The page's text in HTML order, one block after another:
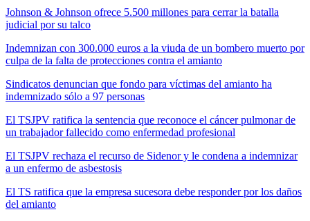
Johnson & Johnson ofrece 5.500 millones para cerrar la batalla
judicial por su talco
Indemnizan con 300.000 euros a la viuda de un bombero muerto por
culpa de la falta de protecciones contra el amianto
Sindicatos denuncian que fondo para víctimas del amianto ha
indemnizado sólo a 97 personas
El TSJPV ratifica la sentencia que reconoce el cáncer pulmonar de
un trabajador fallecido como enfermedad profesional
El TSJPV rechaza el recurso de Sidenor y le condena a indemnizar
a un enfermo de asbestosis
El TS ratifica que la empresa sucesora debe responder por los daños
del amianto